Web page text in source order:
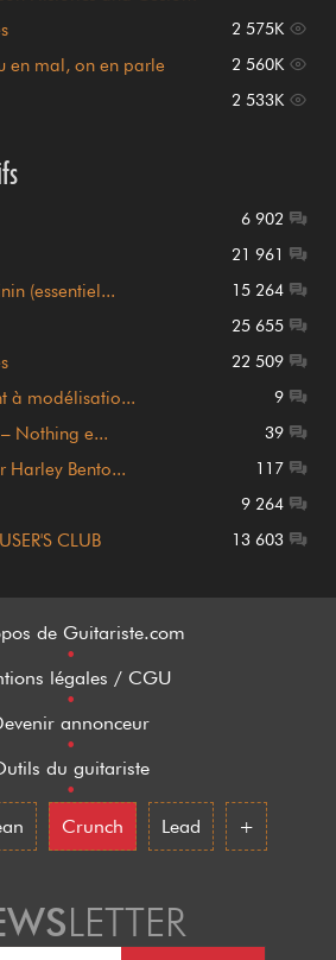
2 575K
en mal, on en parle 2 560K
2 533K
6 902
21 961
(essentiel... 15 264
25 655
22 509
à modélisatio... 9
Nothing e... 39
Harley Bento... 117
9 264
CLUB 13 603
de Guitariste.com
•
légales / CGU
•
annonceur
•
du guitariste
•
Crunch Lead +
LETTER